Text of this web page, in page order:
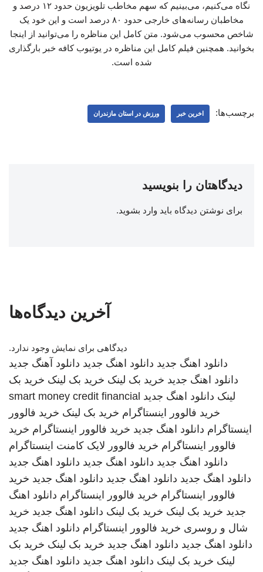
نگاه می‌کنیم، می‌بینیم که سهم مخاطب تلویزیون حدود ۱۲ درصد و
مخاطبان رسانه‌های خارجی حدود ۸۰ درصد است و این خود یک
شاخص محسوب می‌شود. متن کامل این مناظره را می‌توانید از اینجا
بخوانید. همچنین فیلم کامل این مناظره در یوتیوب کافه خبر بارگذاری
شده است.
برچسب‌ها: اخرین خبر ورزش در استان مازندران
دیدگاهتان را بنویسید
برای نوشتن دیدگاه باید وارد بشوید.
آخرین دیدگاه‌ها
دیدگاهی برای نمایش وجود ندارد.
دانلود اهنگ جدید دانلود اهنگ جدید دانلود آهنگ جدید
دانلود اهنگ جدید خرید بک لینک خرید بک لینک خرید بک
لینک دانلود اهنگ جدید smart money credit financial
خرید فالوور اینستاگرام خرید بک لینک خرید فالوور
اینستاگرام دانلود اهنگ جدید خرید فالوور اینستاگرام خرید
فالوور اینستاگرام خرید فالوور لایک کامنت اینستاگرام
دانلود اهنگ جدید دانلود اهنگ جدید دانلود اهنگ جدید
دانلود اهنگ جدید دانلود اهنگ جدید دانلود اهنگ جدید خرید
فالوور اینستاگرام خرید فالوور اینستاگرام دانلود اهنگ
جدید خرید بک لینک خرید بک لینک دانلود اهنگ جدید خرید
شال و روسری خرید فالوور اینستاگرام دانلود اهنگ جدید
دانلود اهنگ جدید دانلود اهنگ جدید خرید بک لینک خرید بک
لینک خرید بک لینک دانلود اهنگ جدید دانلود اهنگ جدید